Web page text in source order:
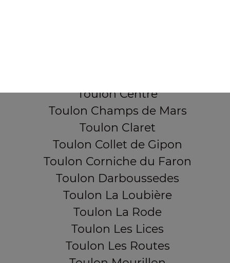
Toulon Centre
Toulon Champs de Mars
Toulon Claret
Toulon Collet de Gipon
Toulon Corniche du Faron
Toulon Darboussedes
Toulon La Loubière
Toulon La Rode
Toulon Les Lices
Toulon Les Routes